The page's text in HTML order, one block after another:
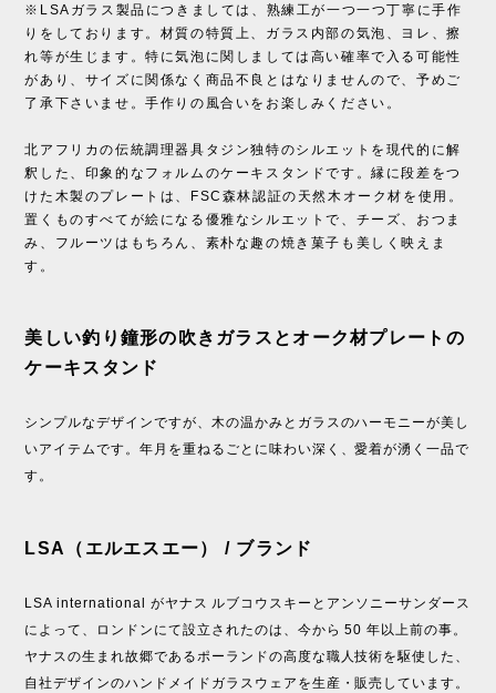
※LSAガラス製品につきましては、熟練工が一つ一つ丁寧に手作
りをしております。材質の特質上、ガラス内部の気泡、ヨレ、擦
れ等が生じます。特に気泡に関しましては高い確率で入る可能性
があり、サイズに関係なく商品不良とはなりませんので、予めご
了承下さいませ。手作りの風合いをお楽しみください。
北アフリカの伝統調理器具タジン独特のシルエットを現代的に解
釈した、印象的なフォルムのケーキスタンドです。縁に段差をつ
けた木製のプレートは、FSC森林認証の天然木オーク材を使用。
置くものすべてが絵になる優雅なシルエットで、チーズ、おつま
み、フルーツはもちろん、素朴な趣の焼き菓子も美しく映えま
す。
美しい釣り鐘形の吹きガラスとオーク材プレートの
ケーキスタンド
シンプルなデザインですが、木の温かみとガラスのハーモニーが美し
いアイテムです。年月を重ねるごとに味わい深く、愛着が湧く一品で
す。
LSA（エルエスエー） / ブランド
LSA international がヤナス ルブコウスキーとアンソニーサンダース
によって、ロンドンにて設立されたのは、今から 50 年以上前の事。
ヤナスの生まれ故郷であるポーランドの高度な職人技術を駆使した、
自社デザインのハンドメイドガラスウェアを生産・販売しています。